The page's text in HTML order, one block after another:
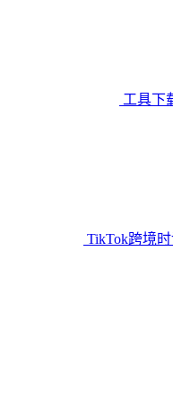
工具下
TikTok跨境